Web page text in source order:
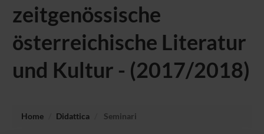
zeitgenössische
ӧsterreichische Literatur
und Kultur - (2017/2018)
Home Didattica Seminari